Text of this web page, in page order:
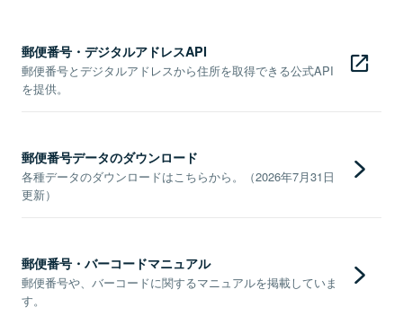
郵便番号・デジタルアドレスAPI
郵便番号とデジタルアドレスから住所を取得できる公式API
を提供。
郵便番号データのダウンロード
各種データのダウンロードはこちらから。（2026年7月31日
更新）
郵便番号・バーコードマニュアル
郵便番号や、バーコードに関するマニュアルを掲載していま
す。